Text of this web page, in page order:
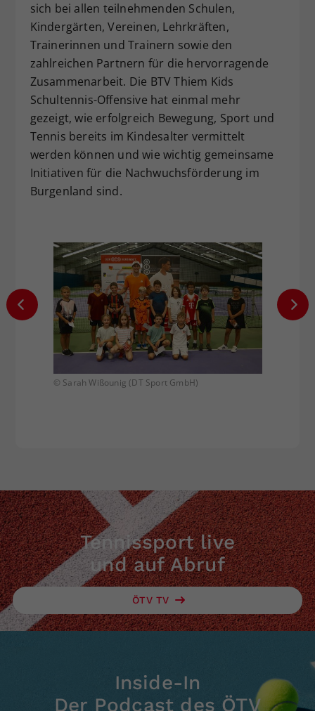
sich bei allen teilnehmenden Schulen,
Kindergärten, Vereinen, Lehrkräften,
Trainerinnen und Trainern sowie den
zahlreichen Partnern für die hervorragende
Zusammenarbeit. Die BTV Thiem Kids
Schultennis-Offensive hat einmal mehr
gezeigt, wie erfolgreich Bewegung, Sport und
Tennis bereits im Kindesalter vermittelt
werden können und wie wichtig gemeinsame
Initiativen für die Nachwuchsförderung im
Burgenland sind.
© Sarah Wißounig (DT Sport GmbH)
Tennissport live
und auf Abruf
ÖTV TV
Inside-In
Der Podcast des ÖTV